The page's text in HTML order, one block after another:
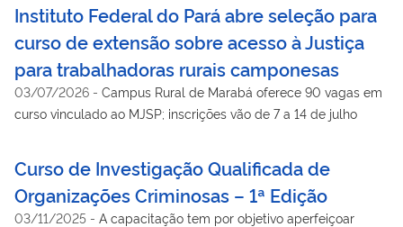
Instituto Federal do Pará abre seleção para
curso de extensão sobre acesso à Justiça
para trabalhadoras rurais camponesas
03/07/2026 - Campus Rural de Marabá oferece 90 vagas em
curso vinculado ao MJSP; inscrições vão de 7 a 14 de julho
Curso de Investigação Qualificada de
Organizações Criminosas – 1ª Edição
03/11/2025 - A capacitação tem por objetivo aperfeiçoar